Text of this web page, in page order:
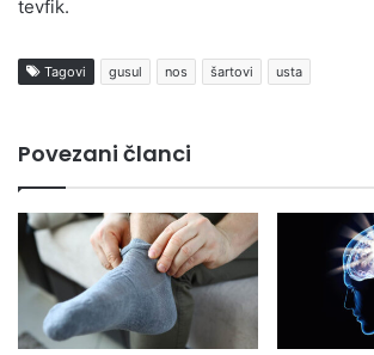
tevfik.
Tagovi gusul nos šartovi usta
Povezani članci